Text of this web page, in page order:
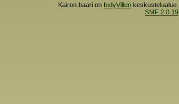
Kairon baari on IndyVillen
SMF 2.0.19